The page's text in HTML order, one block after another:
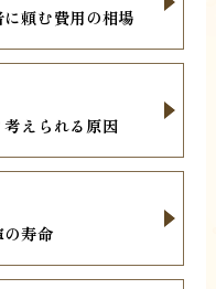
頼む費用の相場
えられる原因
の寿命